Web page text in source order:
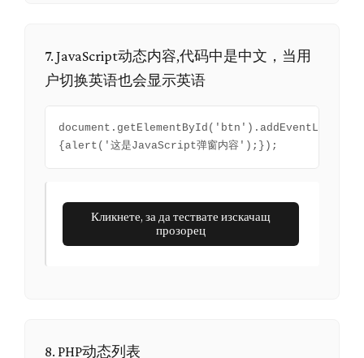
7. JavaScript动态内容,代码中是中文，当用
户切换英语也会显示英语
{alert('这是JavaScript弹窗内容');});
Кликнете, за да тествате изскачащ
прозорец
8. PHP动态列表